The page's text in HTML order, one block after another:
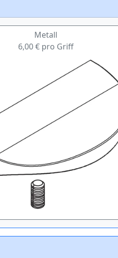
Metall
6,00 € pro Griff